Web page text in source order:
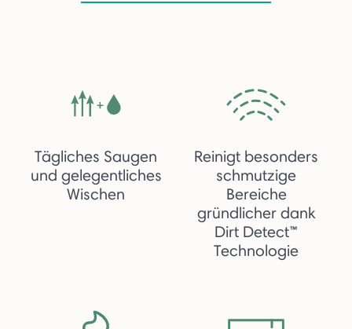
Tägliches Saugen
und gelegentliches
Wischen
Reinigt besonders
schmutzige
Bereiche
gründlicher dank
Dirt Detect™
Technologie